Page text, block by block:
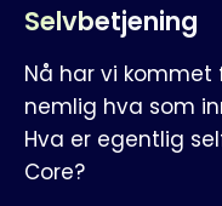
Selvbetjening
Nå har vi kommet
nemlig hva som
Hva er egentlig
Core?